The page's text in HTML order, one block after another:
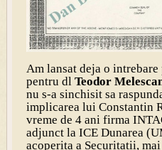
Am lansat deja o
pentru dl Teodor
nu s-a sinchisit sa
implicarea lui Constantin
vreme de 4 ani firma
adjunct la ICE Dunarea
acoperita a Securitatii,